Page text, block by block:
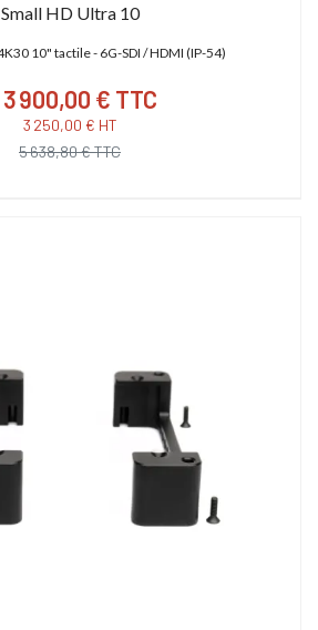
Small HD Ultra 10
10" tactile - 6G-SDI / HDMI (IP-54)
3 900,00 € TTC
3 250,00 € HT
5 638,80 € TTC